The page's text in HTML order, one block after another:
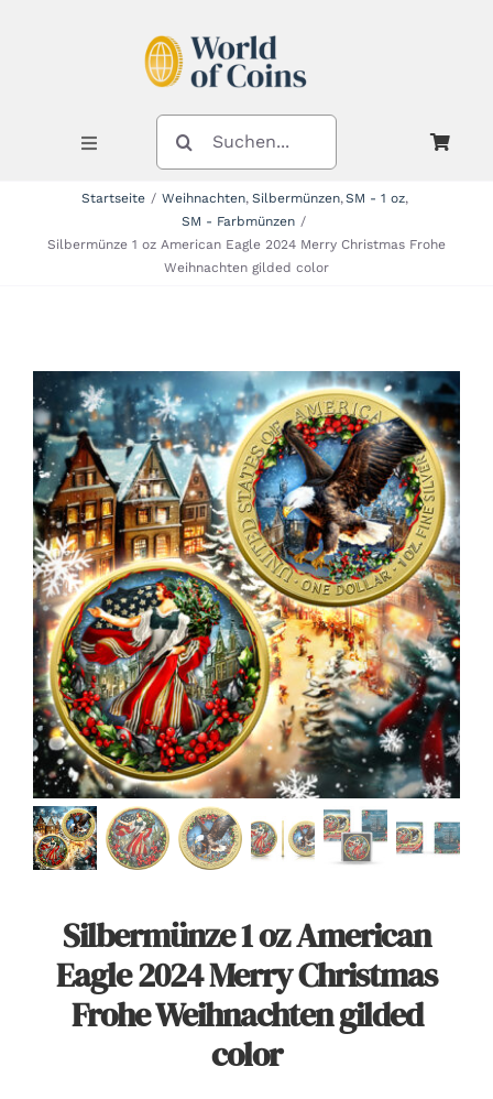
Toggle
Navigation
Neuheiten
Angebote
Über Uns
Kontakt
Mein Konto
Warenkorb
SUCHE
NACH:
Startseite Weihnachten Silbermünzen SM - 1 oz
SM - Farbmünzen
Silbermünze 1 oz American Eagle 2024 Merry Christmas Frohe
Weihnachten gilded color
Silbermünze 1 oz American
Eagle 2024 Merry Christmas
Frohe Weihnachten gilded
color